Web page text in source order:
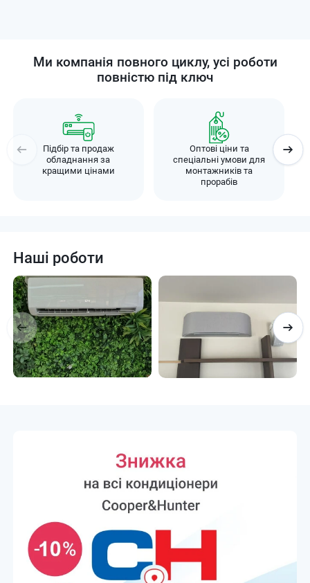
Ми компанія повного циклу, усі роботи
повністю під ключ
Підбір та продаж
обладнання за
кращими цінами
Оптові ціни та
спеціальні умови для
монтажників та
прорабів
Наші роботи